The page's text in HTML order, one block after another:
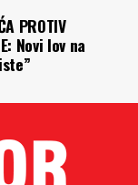
PROTIV
Novi lov na